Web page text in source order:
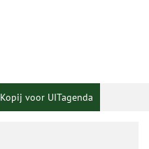
Kopij voor UITagenda